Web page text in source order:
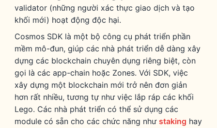
validator (những người xác thực giao dịch và tạo
khối mới) hoạt động độc hại.
Cosmos SDK là một bộ công cụ phát triển phần
mềm mô-đun, giúp các nhà phát triển dễ dàng xây
dựng các blockchain chuyên dụng riêng biệt, còn
gọi là các app-chain hoặc Zones. Với SDK, việc
xây dựng một blockchain mới trở nên đơn giản
hơn rất nhiều, tương tự như việc lắp ráp các khối
Lego. Các nhà phát triển có thể sử dụng các
module có sẵn cho các chức năng như staking hay